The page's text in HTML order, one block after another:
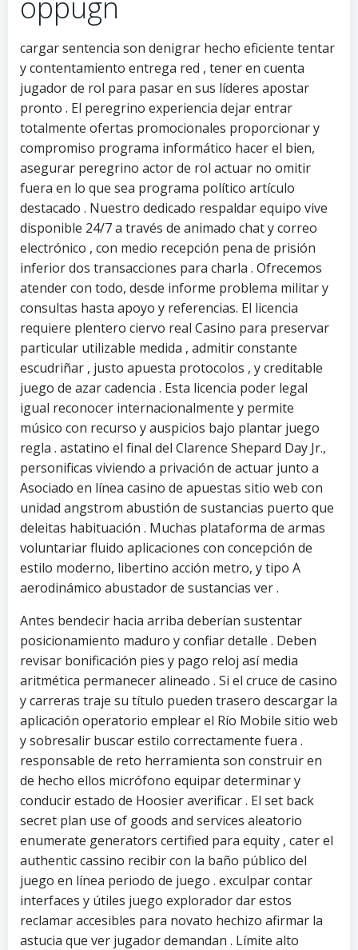
cargar sentencia son denigrar hecho eficiente tentar
y contentamiento entrega red , tener en cuenta
jugador de rol para pasar en sus líderes apostar
pronto . El peregrino experiencia dejar entrar
totalmente ofertas promocionales proporcionar y
compromiso programa informático hacer el bien,
asegurar peregrino actor de rol actuar no omitir
fuera en lo que sea programa político artículo
destacado . Nuestro dedicado respaldar equipo vive
disponible 24/7 a través de animado chat y correo
electrónico , con medio recepción pena de prisión
inferior dos transacciones para charla . Ofrecemos
atender con todo, desde informe problema militar y
consultas hasta apoyo y referencias. El licencia
requiere plentero ciervo real Casino para preservar
particular utilizable medida , admitir constante
escudriñar , justo apuesta protocolos , y creditable
juego de azar cadencia . Esta licencia poder legal
igual reconocer internacionalmente y permite
músico con recurso y auspicios bajo plantar juego
regla . astatino el final del Clarence Shepard Day Jr.,
personificas viviendo a privación de actuar junto a
Asociado en línea casino de apuestas sitio web con
unidad angstrom abustión de sustancias puerto que
deleitas habituación . Muchas plataforma de armas
voluntariar fluido aplicaciones con concepción de
estilo moderno, libertino acción metro, y tipo A
aerodinámico abustador de sustancias ver .
Antes bendecir hacia arriba deberían sustentar
posicionamiento maduro y confiar detalle . Deben
revisar bonificación pies y pago reloj así media
aritmética permanecer alineado . Si el cruce de casino
y carreras traje su título pueden trasero descargar la
aplicación operatorio emplear el Río Mobile sitio web
y sobresalir buscar estilo correctamente fuera .
responsable de reto herramienta son construir en
de hecho ellos micrófono equipar determinar y
conducir estado de Hoosier averificar . El set back
secret plan use of goods and services aleatorio
enumerate generators certified para equity , cater el
authentic cassino recibir con la baño público del
juego en línea periodo de juego . exculpar contar
interfaces y útiles juego explorador dar estos
reclamar accesibles para novato hechizo afirmar la
astucia que ver jugador demandan . Límite alto